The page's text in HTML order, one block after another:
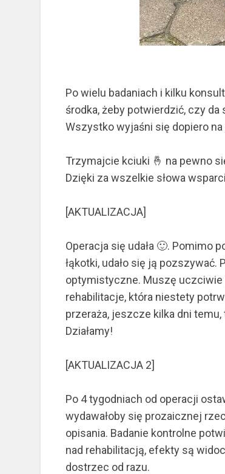
Po wielu badaniach i kilku
środka, żeby potwierdzić, czy
Wszystko wyjaśni się dopiero
Trzymajcie kciuki 🤞 na pewno
Dzięki za wszelkie słowa
[AKTUALIZACJA]
Operacja się udała 🙂. Pomimo
łąkotki, udało się ją
optymistyczne. Muszę uczciwie
rehabilitacje, która niestety
przeraża, jeszcze kilka dni
Działamy!
[AKTUALIZACJA 2]
Po 4 tygodniach od operacji
wydawałoby się prozaicznej
opisania. Badanie kontrolne
nad rehabilitacją, efekty są
dostrzec od razu.